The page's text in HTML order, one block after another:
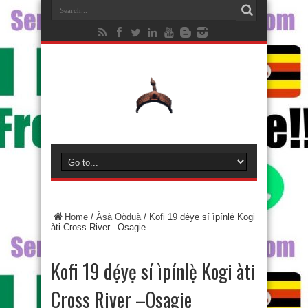
Home / Àṣà Oòduà/ Kofi 19 dẹ́yẹ sí ìpínlẹ̀ Kogi
àti Cross River –Osagie
Kofi 19 dẹ́yẹ sí ìpínlẹ̀ Kogi àti
Cross River –Osagie